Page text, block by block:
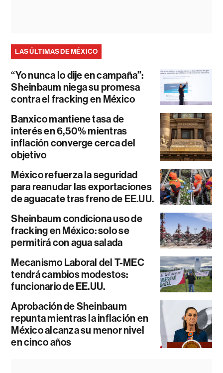
LAS ÚLTIMAS DE MÉXICO
“Yo nunca lo dije en campaña”:
Sheinbaum niega su promesa
contra el fracking en México
Banxico mantiene tasa de
interés en 6,50% mientras
inflación converge cerca del
objetivo
México refuerza la seguridad
para reanudar las exportaciones
de aguacate tras freno de EE.UU.
Sheinbaum condiciona uso de
fracking en México: solo se
permitirá con agua salada
Mecanismo Laboral del T-MEC
tendrá cambios modestos:
funcionario de EE.UU.
Aprobación de Sheinbaum
repunta mientras la inflación en
México alcanza su menor nivel
en cinco años